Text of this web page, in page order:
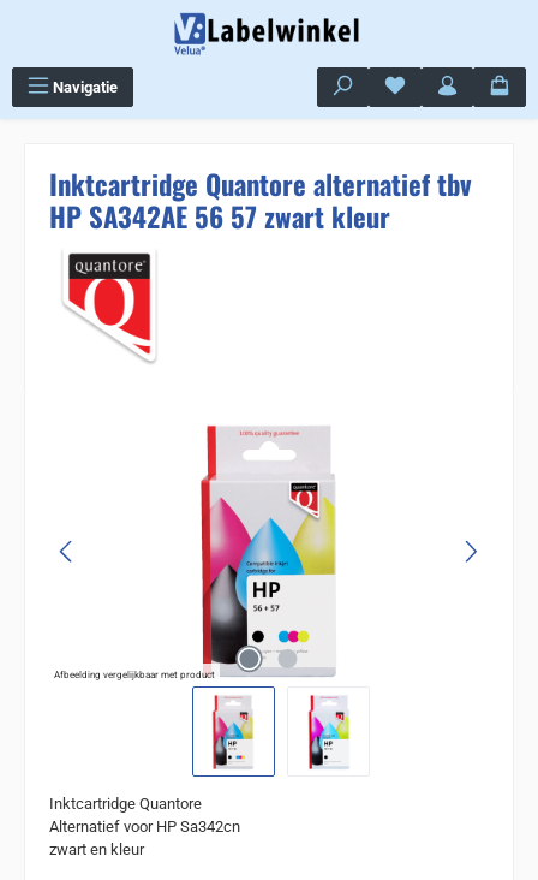
Navigatie Je hebt 0 items op
Inktcartridge Quantore alternatief tbv
HP SA342AE 56 57 zwart kleur
Sla de afbeeldingengalerij over
Afbeelding vergelijkbaar met product
Inktcartridge Quantore
Alternatief voor HP Sa342cn
zwart en kleur